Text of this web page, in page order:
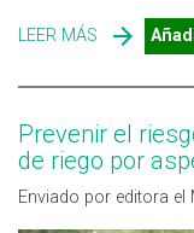
LEER MÁS SOBRE
RENTABLE
Prevenir el
de riego por
Enviado por editora el